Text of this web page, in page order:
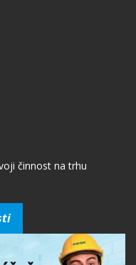
činnost na trhu